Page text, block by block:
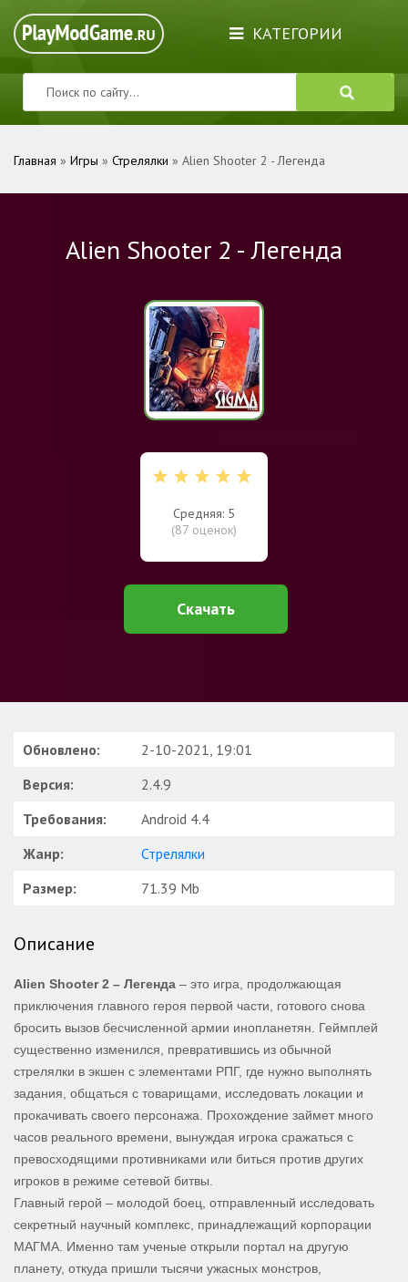
КАТЕГОРИИ
Главная » Игры » Стрелялки » Alien Shooter 2 - Легенда
Alien Shooter 2 - Легенда
Средняя: 5
(87 оценок)
Скачать
Обновлено:
2-10-2021, 19:01
Версия:
2.4.9
Требования:
Android 4.4
Жанр:
Стрелялки
Размер:
71.39 Mb
Описание
Alien Shooter 2 – Легенда – это игра, продолжающая
приключения главного героя первой части, готового снова
бросить вызов бесчисленной армии инопланетян. Геймплей
существенно изменился, превратившись из обычной
стрелялки в экшен с элементами РПГ, где нужно выполнять
задания, общаться с товарищами, исследовать локации и
прокачивать своего персонажа. Прохождение займет много
часов реального времени, вынуждая игрока сражаться с
превосходящими противниками или биться против других
игроков в режиме сетевой битвы.
Главный герой – молодой боец, отправленный исследовать
секретный научный комплекс, принадлежащий корпорации
МАГМА. Именно там ученые открыли портал на другую
планету, откуда пришли тысячи ужасных монстров,